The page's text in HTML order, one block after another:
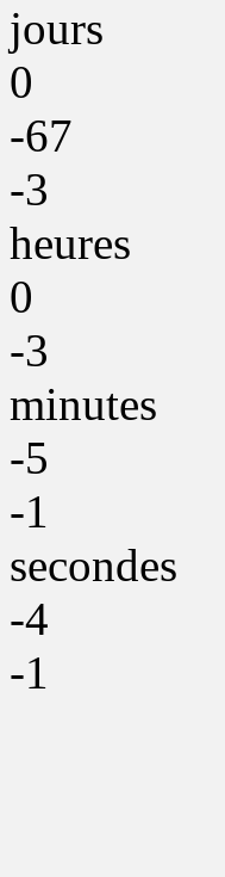
jours
0
-67
-3
heures
0
-3
minutes
-5
-1
secondes
-4
-1